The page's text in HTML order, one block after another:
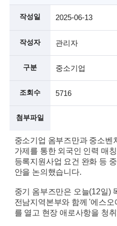
고
경
력
과
학
술
인
(
R
e
작성일 2025-06-13
작성자 관리자
구분 중소기업
조회수 5716
첨부파일
중소기업 옴부즈만과 중소벤
가제를 통한 외국인 인력 매
등록지원사업 요건 완화 등
안을 논의했습니다.
중기 옴부즈만은 오늘(12일)
전남지역본부와 함께 '에스
를 열고 현장 애로사항을 청